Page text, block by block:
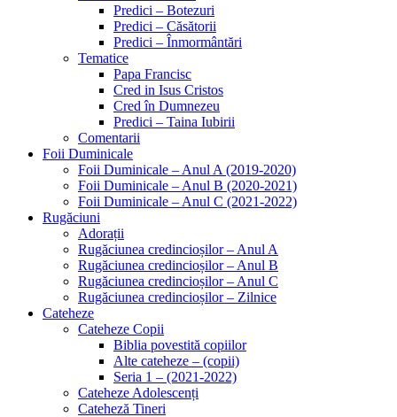
Predici – Botezuri
Predici – Căsătorii
Predici – Înmormântări
Tematice
Papa Francisc
Cred in Isus Cristos
Cred în Dumnezeu
Predici – Taina Iubirii
Comentarii
Foii Duminicale
Foii Duminicale – Anul A (2019-2020)
Foii Duminicale – Anul B (2020-2021)
Foii Duminicale – Anul C (2021-2022)
Rugăciuni
Adorații
Rugăciunea credincioșilor – Anul A
Rugăciunea credincioșilor – Anul B
Rugăciunea credincioșilor – Anul C
Rugăciunea credincioșilor – Zilnice
Cateheze
Cateheze Copii
Biblia povestită copiilor
Alte cateheze – (copii)
Seria 1 – (2021-2022)
Cateheze Adolescenți
Cateheză Tineri